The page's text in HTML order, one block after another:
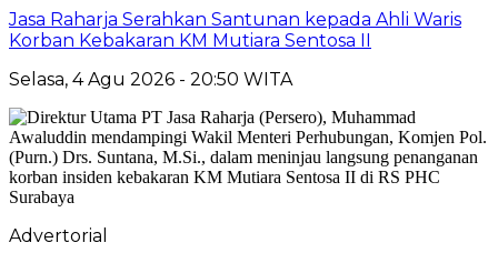
Jasa Raharja Serahkan Santunan kepada Ahli Waris
Korban Kebakaran KM Mutiara Sentosa II
Selasa, 4 Agu 2026 - 20:50 WITA
Advertorial